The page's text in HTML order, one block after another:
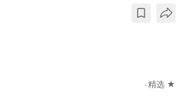
精选 ★